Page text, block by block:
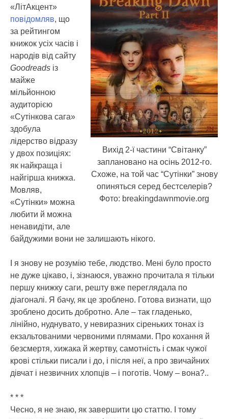
Вихід 2-ї частини “Світанку”
заплановано на осінь 2012-го.
Схоже, на той час “Сутінки” знову
опиняться серед бестселерів?
Фото: breakingdawnmovie.org
«ЛітАкцент»
повідомляв, що
за рейтингом
книжок усіх часів і
народів від сайту
Goodreads із
майже
мільйонною
аудиторією
«Сутінкова сага»
здобула
лідерство відразу
у двох позиціях:
як найкраща і
найгірша книжка.
Мовляв,
«Сутінки» можна
любити й можна
ненавидіти, але
байдужими вони не залишають нікого.
І я знову не розумію тебе, людство. Мені було просто
не дуже цікаво, і, зізнаюся, уважно прочитала я тільки
першу книжку саги, решту вже переглядала по
діагоналі. Я бачу, як це зроблено. Готова визнати, що
зроблено досить добротно. Але – так гладенько,
лінійно, нуднувато, у невиразних сіреньких тонах із
екзальтованими червоними плямами. Про кохання й
безсмертя, хижака й жертву, самотність і смак чужої
крові стільки писали і до, і після неї, а про звичайних
дівчат і незвичних хлопців – і поготів. Чому – вона?..
* * *
Чесно, я не знаю, як завершити цю статтю. І тому